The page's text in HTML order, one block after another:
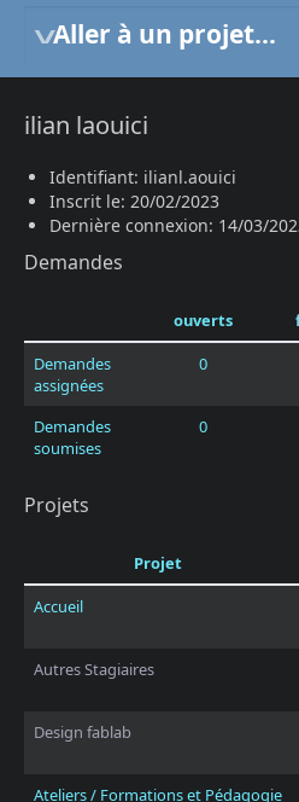
Aller à un projet...
ilian laouici
Identifiant: ilianl.aouici
Inscrit le: 20/02/2023
Dernière connexion: 14/03/
Demandes
ouverts
Demandes
assignées
0
Demandes
soumises
0
Projets
Projet
Accueil
Autres Stagiaires
Design fablab
Ateliers / Formations et Pédagogie